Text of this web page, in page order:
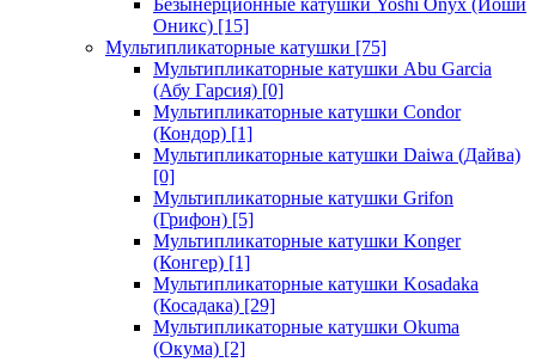
Безынерционные катушки Yoshi Onyx (Йоши
Оникс) [15]
Мультипликаторные катушки [75]
Мультипликаторные катушки Abu Garcia
(Абу Гарсия) [0]
Мультипликаторные катушки Condor
(Кондор) [1]
Мультипликаторные катушки Daiwa (Дайва)
[0]
Мультипликаторные катушки Grifon
(Грифон) [5]
Мультипликаторные катушки Konger
(Конгер) [1]
Мультипликаторные катушки Kosadaka
(Косадака) [29]
Мультипликаторные катушки Okuma
(Окума) [2]